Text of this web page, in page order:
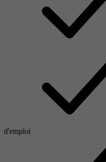
d'emploi